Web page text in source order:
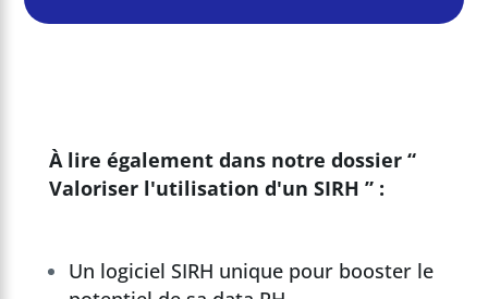
À lire également dans notre dossier “
Valoriser l'utilisation d'un SIRH ” :
Un logiciel SIRH unique pour booster le